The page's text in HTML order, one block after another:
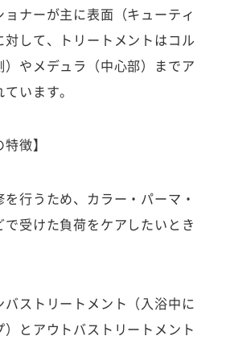
ョナーが主に表面（キューティ
して、トリートメントはコル
やメデュラ（中心部）までア
います。
徴】
を行うため、カラー・パーマ・
受けた負荷をケアしたいとき
バストリートメント（入浴中に
とアウトバストリートメント